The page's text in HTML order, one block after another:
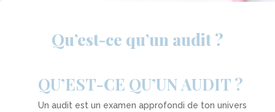
Qu’est-ce qu’un audit ?
QU’EST-CE QU’UN AUDIT ?
Un audit est un examen approfondi de ton univers